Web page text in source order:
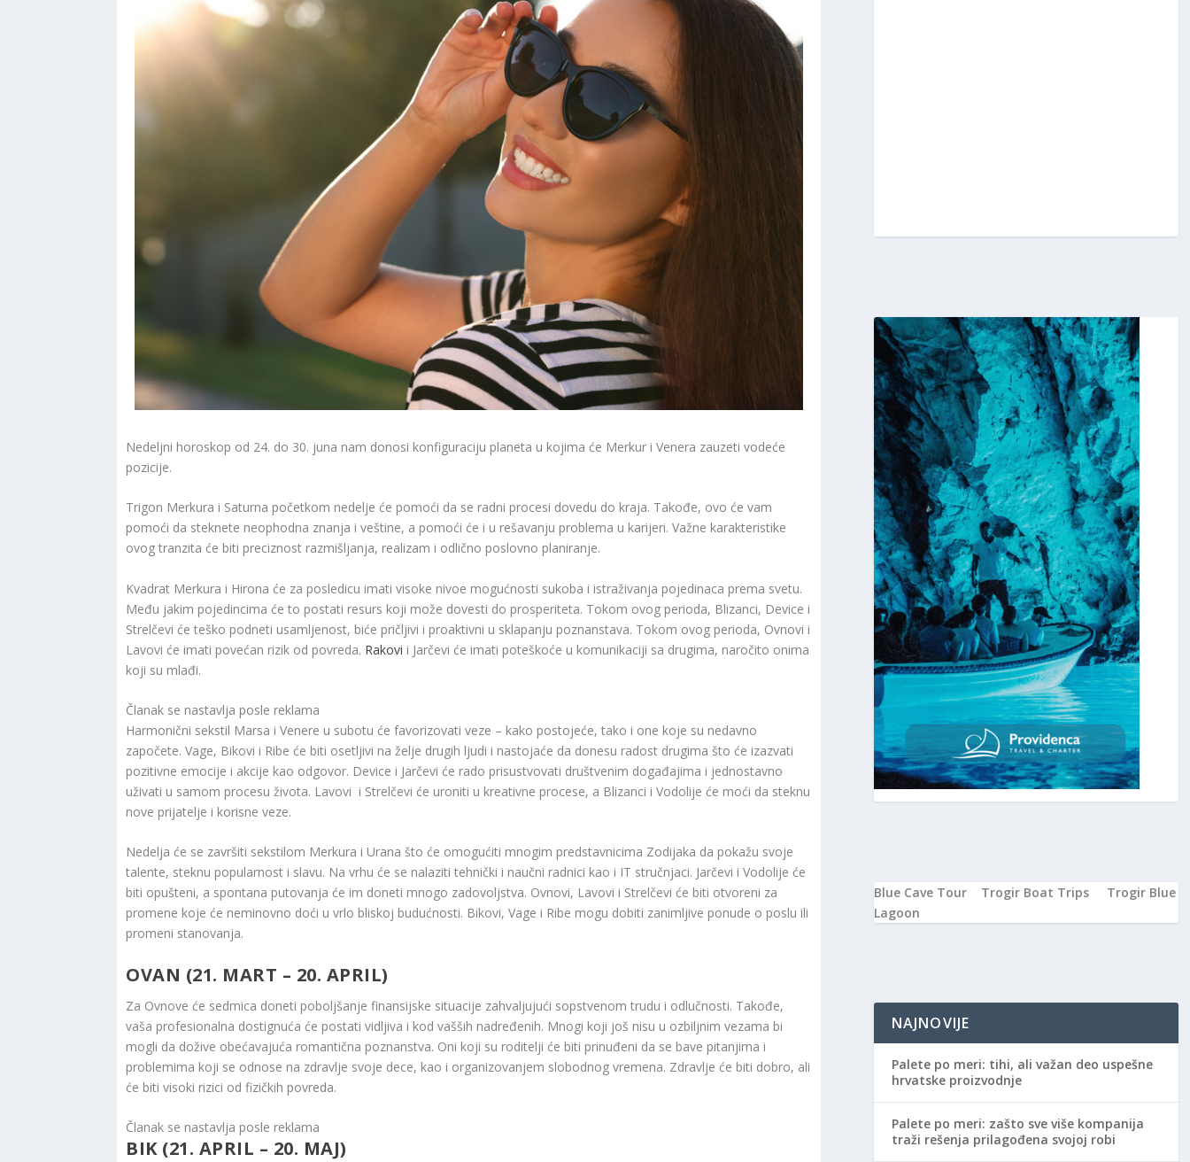
Nedeljni horoskop od 24. do 30. juna nam donosi konfiguraciju planeta u kojima će Merkur i Venera zauzeti vodeće
pozicije.
Trigon Merkura i Saturna početkom nedelje će pomoći da se radni procesi dovedu do kraja. Takođe, ovo će vam
pomoći da steknete neophodna znanja i veštine, a pomoći će i u rešavanju problema u karijeri. Važne karakteristike
ovog tranzita će biti preciznost razmišljanja, realizam i odlično poslovno planiranje.
Kvadrat Merkura i Hirona će za posledicu imati visoke nivoe mogućnosti sukoba i istraživanja pojedinaca prema svetu.
Među jakim pojedincima će to postati resurs koji može dovesti do prosperiteta. Tokom ovog perioda, Blizanci, Device i
Strelčevi će teško podneti usamljenost, biće pričljivi i proaktivni u sklapanju poznanstava. Tokom ovog perioda, Ovnovi i
Lavovi će imati povećan rizik od povreda. Rakovi i Jarčevi će imati poteškoće u komunikaciji sa drugima, naročito onima
koji su mlađi.
Članak se nastavlja posle reklama
Harmonični sekstil Marsa i Venere u subotu će favorizovati veze – kako postojeće, tako i one koje su nedavno
započete. Vage, Bikovi i Ribe će biti osetljivi na želje drugih ljudi i nastojaće da donesu radost drugima što će izazvati
pozitivne emocije i akcije kao odgovor. Device i Jarčevi će rado prisustvovati društvenim događajima i jednostavno
uživati u samom procesu života. Lavovi i Strelčevi će uroniti u kreativne procese, a Blizanci i Vodolije će moći da steknu
nove prijatelje i korisne veze.
Nedelja će se završiti sekstilom Merkura i Urana što će omogućiti mnogim predstavnicima Zodijaka da pokažu svoje
talente, steknu popularnost i slavu. Na vrhu će se nalaziti tehnički i naučni radnici kao i IT stručnjaci. Jarčevi i Vodolije će
biti opušteni, a spontana putovanja će im doneti mnogo zadovoljstva. Ovnovi, Lavovi i Strelčevi će biti otvoreni za
promene koje će neminovno doći u vrlo bliskoj budućnosti. Bikovi, Vage i Ribe mogu dobiti zanimljive ponude o poslu ili
promeni stanovanja.
OVAN (21. MART – 20. APRIL)
Za Ovnove će sedmica doneti poboljšanje finansijske situacije zahvaljujući sopstvenom trudu i odlučnosti. Takođe,
vaša profesionalna dostignuća će postati vidljiva i kod vašših nadređenih. Mnogi koji još nisu u ozbiljnim vezama bi
mogli da dožive obećavajuća romantična poznanstva. Oni koji su roditelji će biti prinuđeni da se bave pitanjima i
problemima koji se odnose na zdravlje svoje dece, kao i organizovanjem slobodnog vremena. Zdravlje će biti dobro, ali
će biti visoki rizici od fizičkih povreda.
Članak se nastavlja posle reklama
BIK (21. APRIL – 20. MAJ)
Blue Cave Tour Trogir Boat Trips
Trogir Blue
Lagoon
NAJNOVIJE
Palete po meri: tihi, ali važan deo uspešne
hrvatske proizvodnje
Palete po meri: zašto sve više kompanija
traži rešenja prilagođena svojoj robi